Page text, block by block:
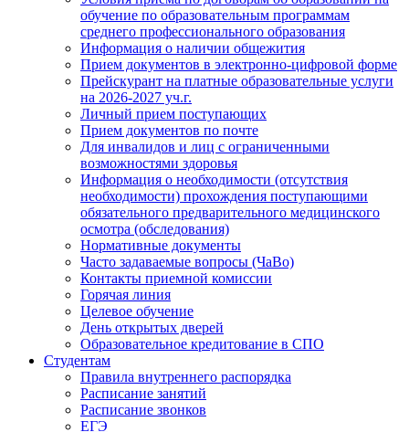
обучение по образовательным программам
среднего профессионального образования
Информация о наличии общежития
Прием документов в электронно-цифровой форме
Прейскурант на платные образовательные услуги
на 2026-2027 уч.г.
Личный прием поступающих
Прием документов по почте
Для инвалидов и лиц с ограниченными
возможностями здоровья
Информация о необходимости (отсутствия
необходимости) прохождения поступающими
обязательного предварительного медицинского
осмотра (обследования)
Нормативные документы
Часто задаваемые вопросы (ЧаВо)
Контакты приемной комиссии
Горячая линия
Целевое обучение
День открытых дверей
Образовательное кредитование в СПО
Студентам
Правила внутреннего распорядка
Расписание занятий
Расписание звонков
ЕГЭ